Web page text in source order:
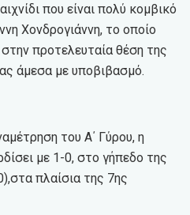
που είναι πολύ κομβικό
Χονδρογιάννη, το οποίο
προτελευταία θέση της
άμεσα με υποβιβασμό.
του Α΄ Γύρου, η
με 1-0, στο γήπεδο της
πλαίσια της 7ης